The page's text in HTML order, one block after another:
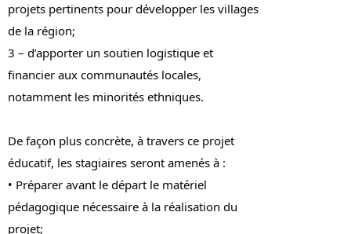
projets pertinents pour développer les villages
de la région;
3 – d’apporter un soutien logistique et
financier aux communautés locales,
notamment les minorités ethniques.
De façon plus concrète, à travers ce projet
éducatif, les stagiaires seront amenés à :
• Préparer avant le départ le matériel
pédagogique nécessaire à la réalisation du
projet;